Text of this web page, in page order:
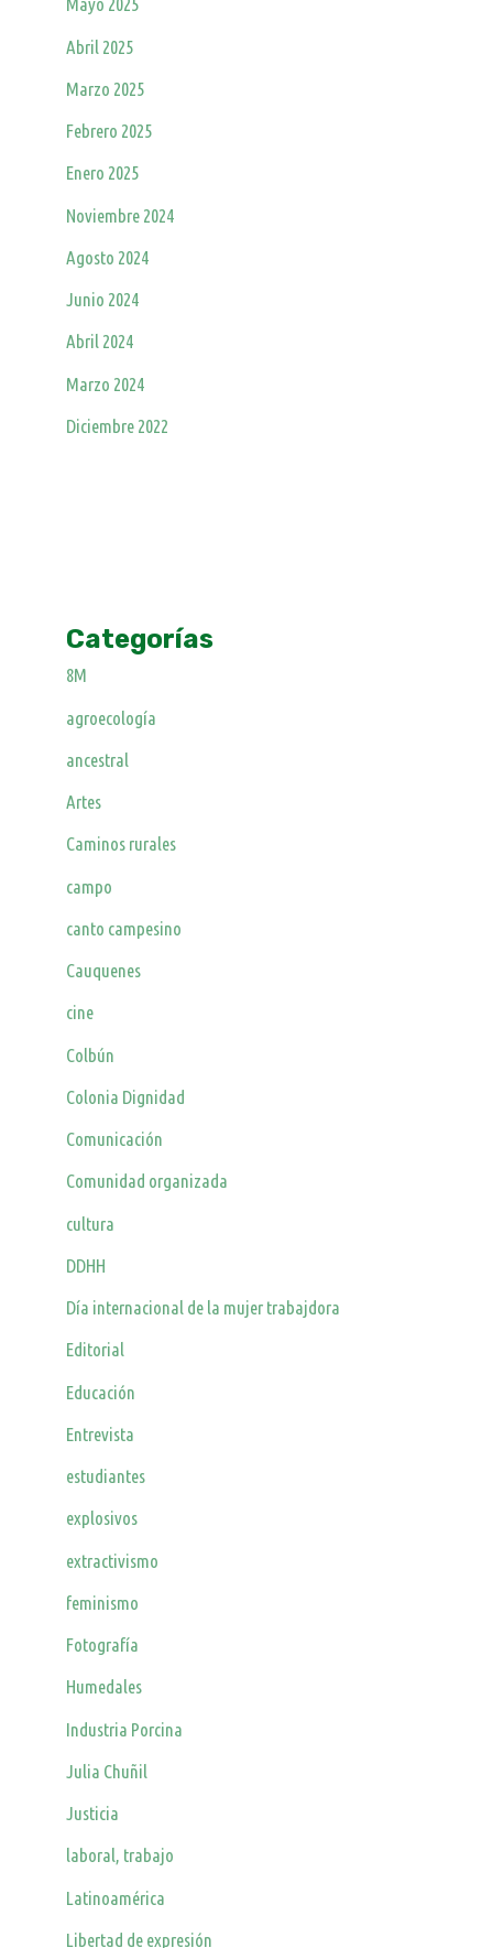
Mayo 2025
Abril 2025
Marzo 2025
Febrero 2025
Enero 2025
Noviembre 2024
Agosto 2024
Junio 2024
Abril 2024
Marzo 2024
Diciembre 2022
Categorías
8M
agroecología
ancestral
Artes
Caminos rurales
campo
canto campesino
Cauquenes
cine
Colbún
Colonia Dignidad
Comunicación
Comunidad organizada
cultura
DDHH
Día internacional de la mujer trabajdora
Editorial
Educación
Entrevista
estudiantes
explosivos
extractivismo
feminismo
Fotografía
Humedales
Industria Porcina
Julia Chuñil
Justicia
laboral, trabajo
Latinoamérica
Libertad de expresión